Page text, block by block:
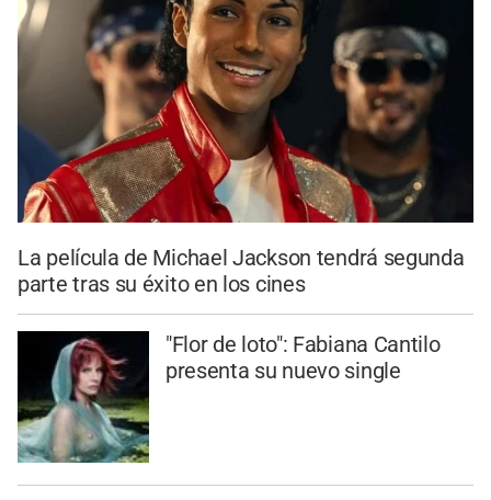
La película de Michael Jackson tendrá segunda
parte tras su éxito en los cines
"Flor de loto": Fabiana Cantilo
presenta su nuevo single